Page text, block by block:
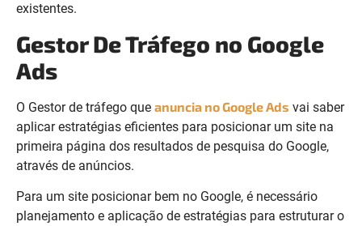
existentes.
Gestor De Tráfego no Google
Ads
O Gestor de tráfego que anuncia no Google Ads vai saber
aplicar estratégias eficientes para posicionar um site na
primeira página dos resultados de pesquisa do Google,
através de anúncios.
Para um site posicionar bem no Google, é necessário
planejamento e aplicação de estratégias para estruturar o